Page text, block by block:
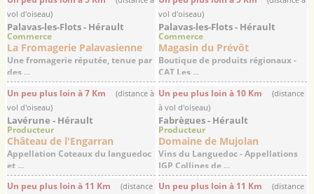
vol d'oiseau)
Palavas-les-Flots - Hérault
Commerce
La Fromagerie Palavasienne
Une fromagerie réputée, tenue par
des ...
vol d'oiseau)
Palavas-les-Flots - Hérault
Commerce
Magasin du Prévôt
Boutique de produits régionaux -
CAT Les ...
Un peu plus loin à 7 Km
(distance à
vol d'oiseau)
Lavérune - Hérault
Producteur
Château de l'Engarran
Appellation Coteaux du languedoc
et ...
Un peu plus loin à 10 Km
(distance
à vol d'oiseau)
Fabrègues - Hérault
Producteur
Domaine de Mujolan
Vins du Languedoc - Appellations
IGP Collines de ...
Un peu plus loin à 11 Km
(distance Un peu plus loin à 11 Km
(distance